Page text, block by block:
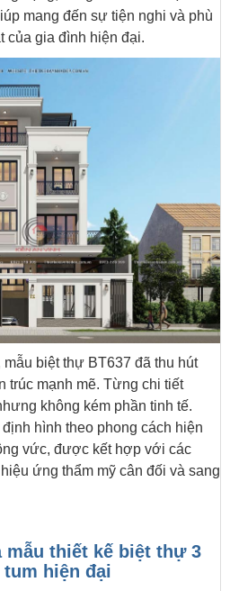
mang đến sự tiện nghi và phù
của gia đình hiện đại.
biệt thự BT637 đã thu hút
trúc mạnh mẽ. Từng chi tiết
không kém phần tinh tế.
hình theo phong cách hiện
vức, được kết hợp với các
ứng thẩm mỹ cân đối và sang
mẫu thiết kế biệt thự 3
tum hiện đại